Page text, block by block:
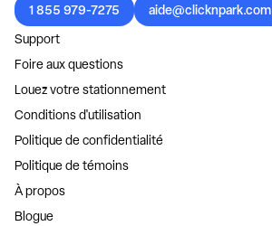
1 855 979-7275
aide@clicknpark.com
Support
Foire aux questions
Louez votre stationnement
Conditions d'utilisation
Politique de confidentialité
Politique de témoins
À propos
Blogue